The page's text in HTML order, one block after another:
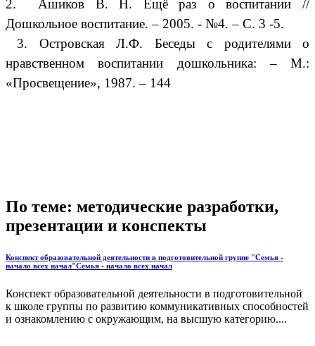
2. Ашиков В. Н. Ещё раз о воспитании //
Дошкольное воспитание. – 2005. - №4. – С. 3 -5.
3. Островская Л.Ф. Беседы с родителями о
нравственном воспитании дошкольника: – М.:
«Просвещение», 1987. – 144
По теме: методические разработки,
презентации и конспекты
Конспект образовательной деятельности в подготовительной группе "Семья -
начало всех начал"Семья - начало всех начал
Конспект образовательной деятельности в подготовительной
к школе группы по развитию коммуникативных способностей
и ознакомлению с окружающим, на высшую категорию....